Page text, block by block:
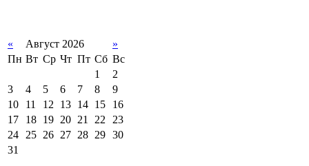
« Август 2026
»
Пн Вт Ср Чт Пт Сб Вс
1
2
3
4 5 6 7 8
9
10
11 12 13 14 15
16
17
18 19 20 21 22 23
24 25 26 27 28 29 30
31